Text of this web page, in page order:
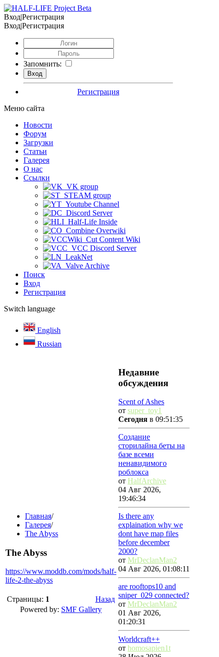
Вход|Регистрация
Вход|Регистрация
Запомнить:
Регистрация
Меню сайта
Новости
Форум
Загрузки
Статьи
Галерея
О нас
Ссылки
VK group
STEAM group
Youtube Channel
Discord Server
Half-Life Inside
Combine Overwiki
Cut Content Wiki
VCC Discord Server
LeakNet
Valve Archive
Поиск
Вход
Регистрация
Switch language
English
Russian
Главная/
Галерея/
The Abyss
The Abyss
https://www.moddb.com/mods/half-
life-2-the-abyss
Страницы: 1
Назад
Powered by: SMF Gallery
Недавние
обсуждения
Scent of Ashes
от super_toy1
Сегодня в 09:51:35
Создание
сторилайна беты на
базе всеми
ненавидимого
роблокса
от HalfArchive
04 Авг 2026,
19:46:34
Is there any
explaination why we
dont have map files
before december
2000?
от MrDeclanMan2
04 Авг 2026, 01:08:11
are rooftops10 and
sniper_029 connected?
от MrDeclanMan2
01 Авг 2026,
01:20:31
Worldcraft++
от homosapien1t